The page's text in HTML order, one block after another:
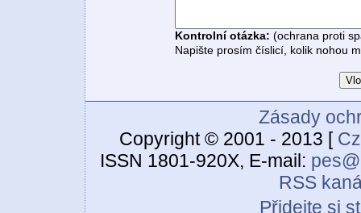
Kontrolní otázka: (ochrana proti
Napište prosím číslicí, kolik nohou
Zásady
Copyright © 2001 - 2013 [
ISSN 1801-920X, E-mail:
RSS
Přidejte si